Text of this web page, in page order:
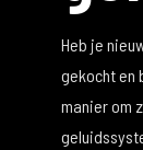
Heb je
gekocht⁢ en
manier om⁣